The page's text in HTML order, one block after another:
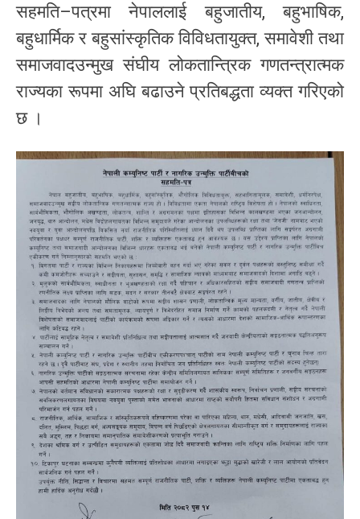
सहमति–पत्रमा नेपाललाई बहुजातीय, बहुभाषिक,
बहुधार्मिक र बहुसांस्कृतिक विविधतायुक्त, समावेशी तथा
समाजवादउन्मुख संघीय लोकतान्त्रिक गणतन्त्रात्मक
राज्यका रूपमा अघि बढाउने प्रतिबद्धता व्यक्त गरिएको
छ ।